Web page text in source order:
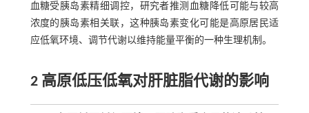
血糖受胰岛素精细调控，研究者推测血糖降低可能与较高
浓度的胰岛素相关联，这种胰岛素变化可能是高原居民适
应低氧环境、调节代谢以维持能量平衡的一种生理机制。
2 高原低压低氧对肝脏脂代谢的影响